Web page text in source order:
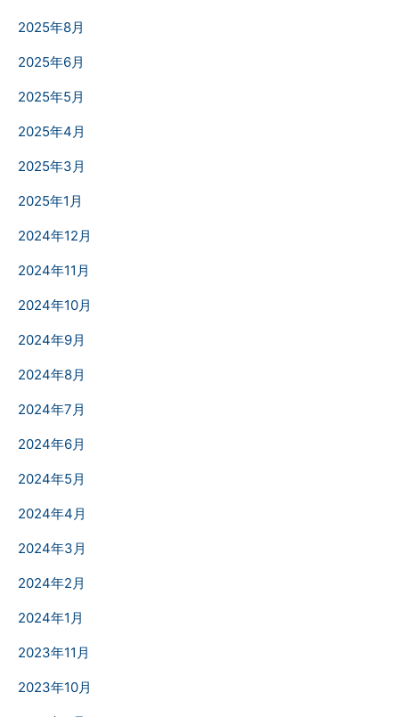
2025年8月
2025年6月
2025年5月
2025年4月
2025年3月
2025年1月
2024年12月
2024年11月
2024年10月
2024年9月
2024年8月
2024年7月
2024年6月
2024年5月
2024年4月
2024年3月
2024年2月
2024年1月
2023年11月
2023年10月